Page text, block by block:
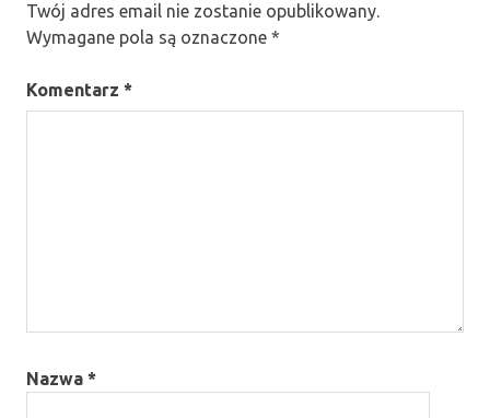
Twój adres email nie zostanie opublikowany.
Wymagane pola są oznaczone *
Komentarz *
Nazwa *